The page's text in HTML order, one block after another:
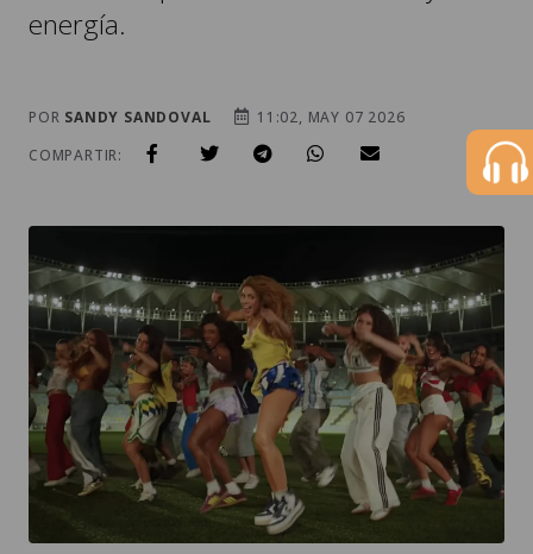
energía.
POR SANDY SANDOVAL
11:02, MAY 07 2026
COMPARTIR: